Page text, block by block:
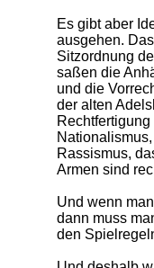
Es gibt aber
ausgehen.
Sitzordnung
saßen die
und die
der alten
Rassismus,
Armen sind
Und wenn
dann muss
den